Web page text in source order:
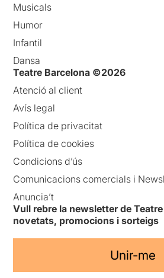
Musicals
Humor
Infantil
Dansa
Teatre Barcelona ©2026
Atenció al client
Avís legal
Política de privacitat
Política de cookies
Condicions d’ús
Comunicacions comercials i
Anuncia’t
Vull rebre la newsletter de
novetats, promocions i sorteigs
Unir-me